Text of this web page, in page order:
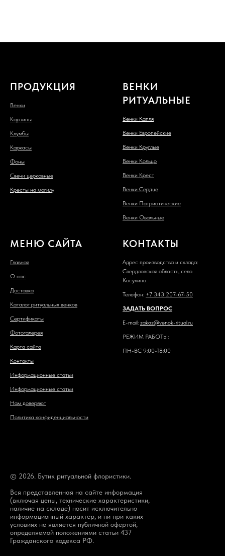
ПРОДУКЦИЯ
Венки
Корзины
Клумбы
Каркасы
Фоны
Свечи церковные
Кресты на могилу
ВЕНКИ
РИТУАЛЬНЫЕ
Венки Капля
Венки Европейские
Венки Круглые
Венки Кольцо
Венки Крест
Венки Сердце
Венки Патриотические
Венки Овальные
МЕНЮ САЙТА
Главная
О нас
Доставка
Каталог ритуальных венков
Сертификаты
Фотогалерея
Карта сайта
Контакты
Информационные статьи
Информационные статьи
Нам доверяют
Политика конфиденциальности
КОНТАКТЫ
Адрес производства и склада:
Свердловская область, село
Косулино
Телефон: +7 343 207-67-50
ЗАДАТЬ ВОПРОС
E-mail: zakaz@venok-ritual.ru
РЕЖИМ РАБОТЫ:
ПН-ВС 9:00-18:00
© 2026. Бутик ритуальной флористики.
Вся представленная на сайте информация
(включая цены, технические характеристики,
наличие на складе) носит исключительно
информационный характер, и ни при каких
условиях не является публичной офертой,
определяемой положениями статьи 437
Гражданского кодекса РФ.